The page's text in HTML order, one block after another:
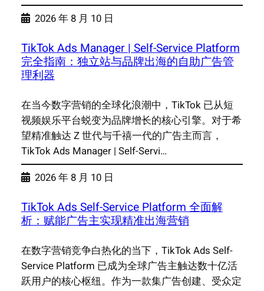
2026 年 8 月 10 日
TikTok Ads Manager | Self-Service Platform
完全指南：独立站与品牌出海的自助广告管
理利器
在当今数字营销的全球化浪潮中，TikTok 已从短
视频娱乐平台蜕变为品牌增长的核心引擎。对于希
望精准触达 Z 世代与千禧一代的广告主而言，
TikTok Ads Manager | Self-Servi…
2026 年 8 月 10 日
TikTok Ads Self-Service Platform 全面解
析：赋能广告主实现精准出海营销
在数字营销竞争白热化的当下，TikTok Ads Self-
Service Platform 已成为全球广告主触达数十亿活
跃用户的核心枢纽。作为一款集广告创建、受众定